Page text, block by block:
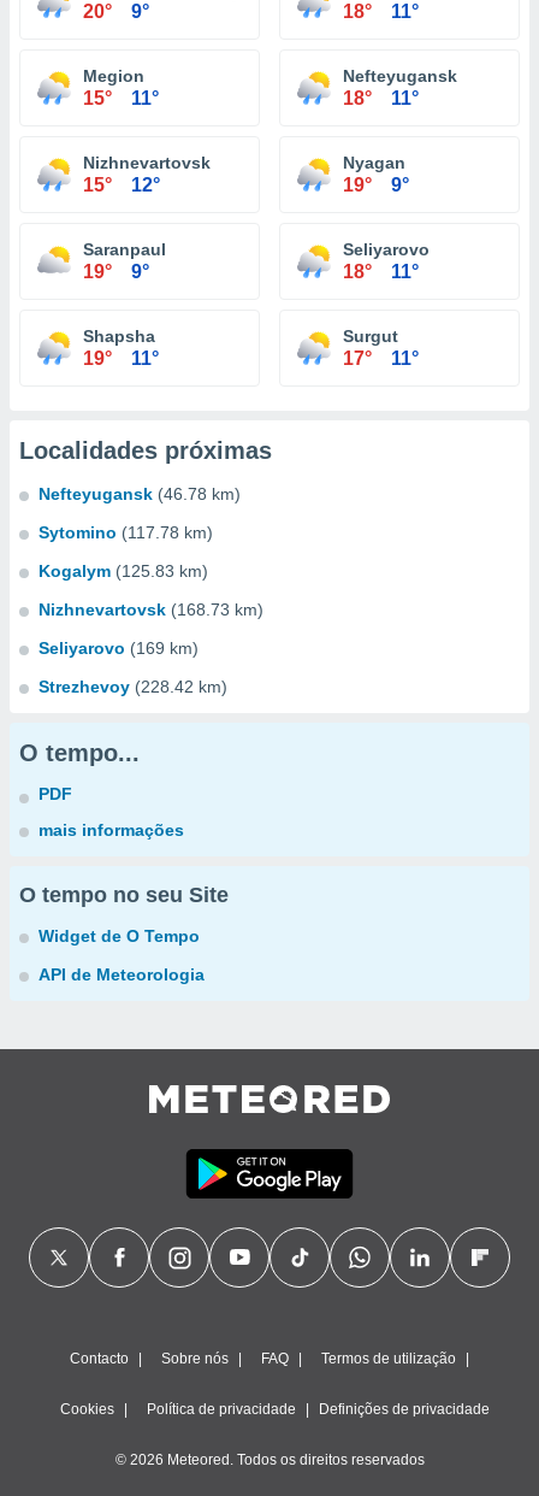
20° 9° 18° 11°
Megion
15° 11°
Nefteyugansk
18° 11°
Nizhnevartovsk
15° 12°
Nyagan
19° 9°
Saranpaul
19° 9°
Seliyarovo
18° 11°
Shapsha
19° 11°
Surgut
17° 11°
Localidades próximas
Nefteyugansk (46.78 km)
Sytomino (117.78 km)
Kogalym (125.83 km)
Nizhnevartovsk (168.73 km)
Seliyarovo (169 km)
Strezhevoy (228.42 km)
O tempo...
PDF
mais informações
O tempo no seu Site
Widget de O Tempo
API de Meteorologia
Contacto Sobre nós FAQ Termos de utilização
Cookies Política de privacidade Definições de privacidade
© 2026 Meteored. Todos os direitos reservados